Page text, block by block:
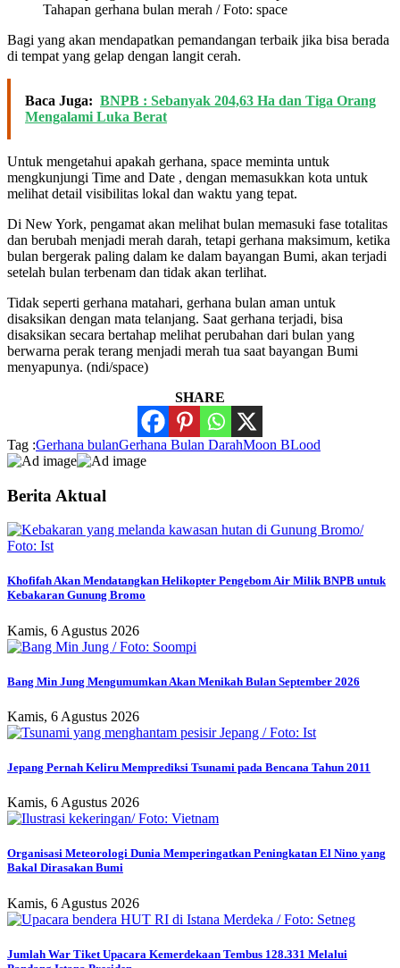
Tahapan gerhana bulan merah / Foto: space
Bagi yang akan mendapatkan pemandangan terbaik jika bisa berada
di tempat yang gelap dengan langit cerah.
Baca Juga: BNPB : Sebanyak 204,63 Ha dan Tiga Orang
Mengalami Luka Berat
Untuk mengetahui apakah gerhana, space meminta untuk
mengkunjungi Time and Date , dengan memasukkan kota untuk
melihat detail visibilitas lokal dan waktu yang tepat.
Di New York, pengamat akan melihat bulan memasuki fase totalitas
dan berubah menjadi merah darah, tetapi gerhana maksimum, ketika
bulan bergerak paling dalam ke dalam bayangan Bumi, akan terjadi
setelah bulan terbenam dan tidak akan terlihat.
Tidak seperti gerhana matahari, gerhana bulan aman untuk
disaksikan dengan mata telanjang. Saat gerhana terjadi, bisa
disaksikan secara bertahap melihat perubahan dari bulan yang
berwarna perak terang menjadi merah tua saat bayangan Bumi
menyapunya. (ndi/space)
SHARE
Tag :Gerhana bulanGerhana Bulan DarahMoon BLood
Berita Aktual
Khofifah Akan Mendatangkan Helikopter Pengebom Air Milik BNPB untuk
Kebakaran Gunung Bromo
Kamis, 6 Agustus 2026
Bang Min Jung Mengumumkan Akan Menikah Bulan September 2026
Kamis, 6 Agustus 2026
Jepang Pernah Keliru Memprediksi Tsunami pada Bencana Tahun 2011
Kamis, 6 Agustus 2026
Organisasi Meteorologi Dunia Memperingatkan Peningkatan El Nino yang
Bakal Dirasakan Bumi
Kamis, 6 Agustus 2026
Jumlah War Tiket Upacara Kemerdekaan Tembus 128.331 Melalui